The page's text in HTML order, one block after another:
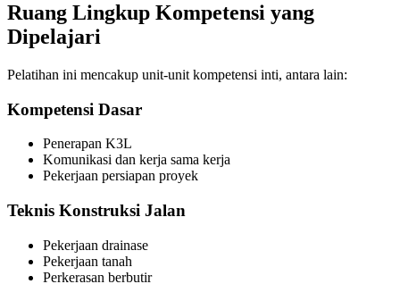
Ruang Lingkup Kompetensi yang
Dipelajari
Pelatihan ini mencakup unit-unit kompetensi inti, antara lain:
Kompetensi Dasar
Penerapan K3L
Komunikasi dan kerja sama kerja
Pekerjaan persiapan proyek
Teknis Konstruksi Jalan
Pekerjaan drainase
Pekerjaan tanah
Perkerasan berbutir